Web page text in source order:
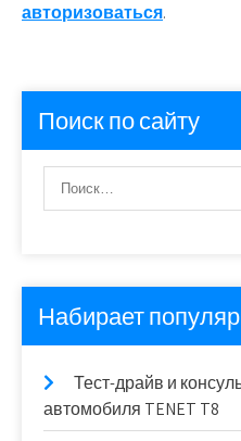
авторизоваться.
Поиск по сайту
Набирает
Тест-драйв и
автомобиля TENET T8